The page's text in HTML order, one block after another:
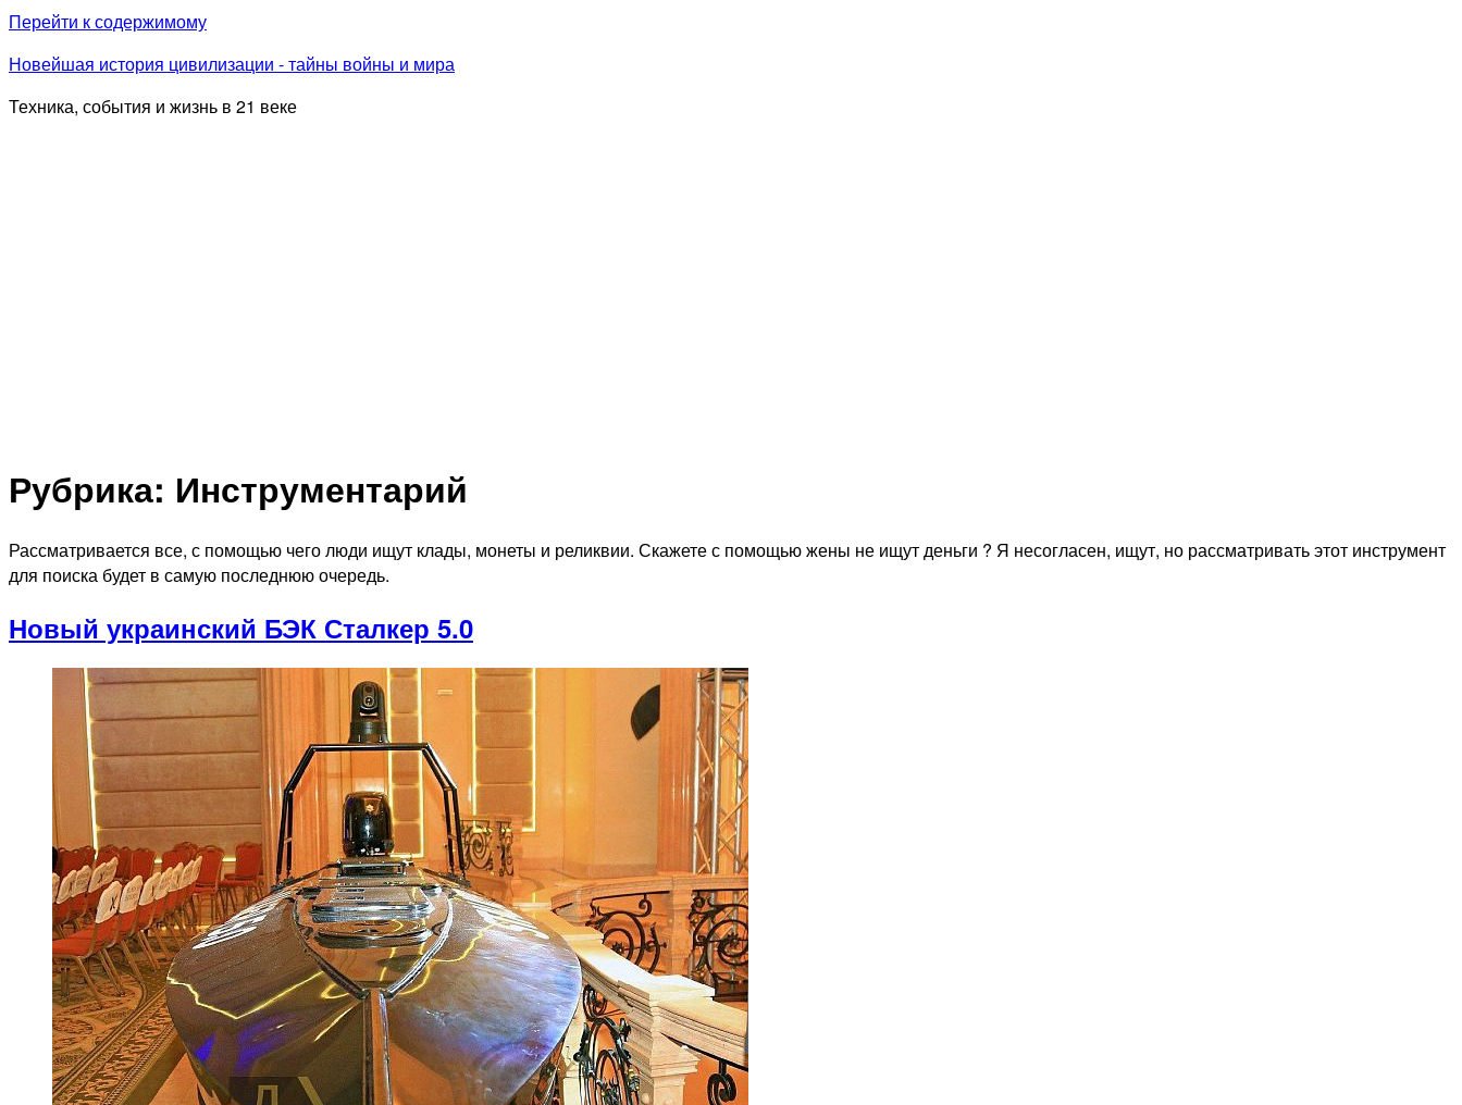
Перейти к содержимому
Новейшая история цивилизации - тайны войны и мира
Техника, события и жизнь в 21 веке
Рубрика: Инструментарий
Рассматривается все, с помощью чего люди ищут клады, монеты и реликвии. Скажете с помощью жены не ищут деньги ? Я несогласен, ищут, но рассматривать этот инструмент
для поиска будет в самую последнюю очередь.
Новый украинский БЭК Сталкер 5.0